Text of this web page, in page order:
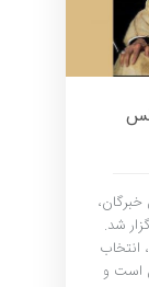
شد.
انتخاب
است و